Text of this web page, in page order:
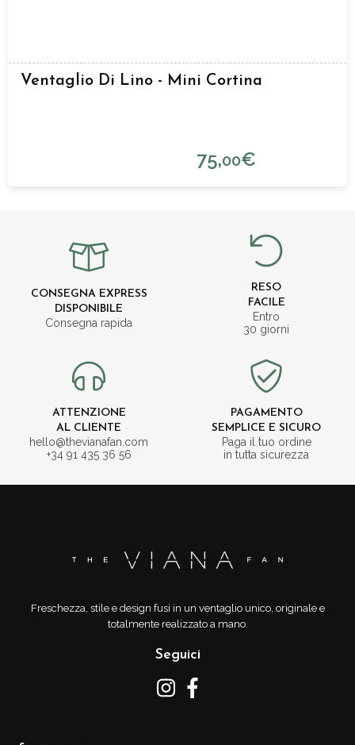
Ventaglio Di Lino - Mini Cortina
75,00€
CONSEGNA EXPRESS
DISPONIBILE
Consegna rapida
RESO
FACILE
Entro
30 giorni
ATTENZIONE
AL CLIENTE
hello@thevianafan.com
+34 91 435 36 56
PAGAMENTO
SEMPLICE E SICURO
Paga il tuo ordine
in tutta sicurezza
Freschezza, stile e design fusi in un ventaglio unico, originale e
totalmente realizzato a mano.
Seguici